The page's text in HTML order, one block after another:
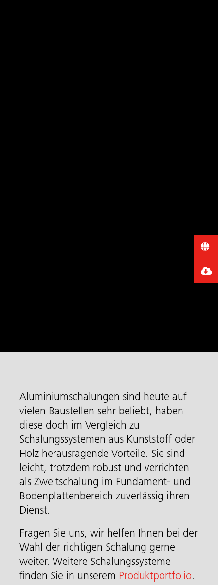
Aluminiumschalungen sind heute auf
vielen Baustellen sehr beliebt, haben
diese doch im Vergleich zu
Schalungssystemen aus Kunststoff oder
Holz herausragende Vorteile. Sie sind
leicht, trotzdem robust und verrichten
als Zweitschalung im Fundament- und
Bodenplattenbereich zuverlässig ihren
Dienst.
Fragen Sie uns, wir helfen Ihnen bei der
Wahl der richtigen Schalung gerne
weiter. Weitere Schalungssysteme
finden Sie in unserem Produktportfolio.